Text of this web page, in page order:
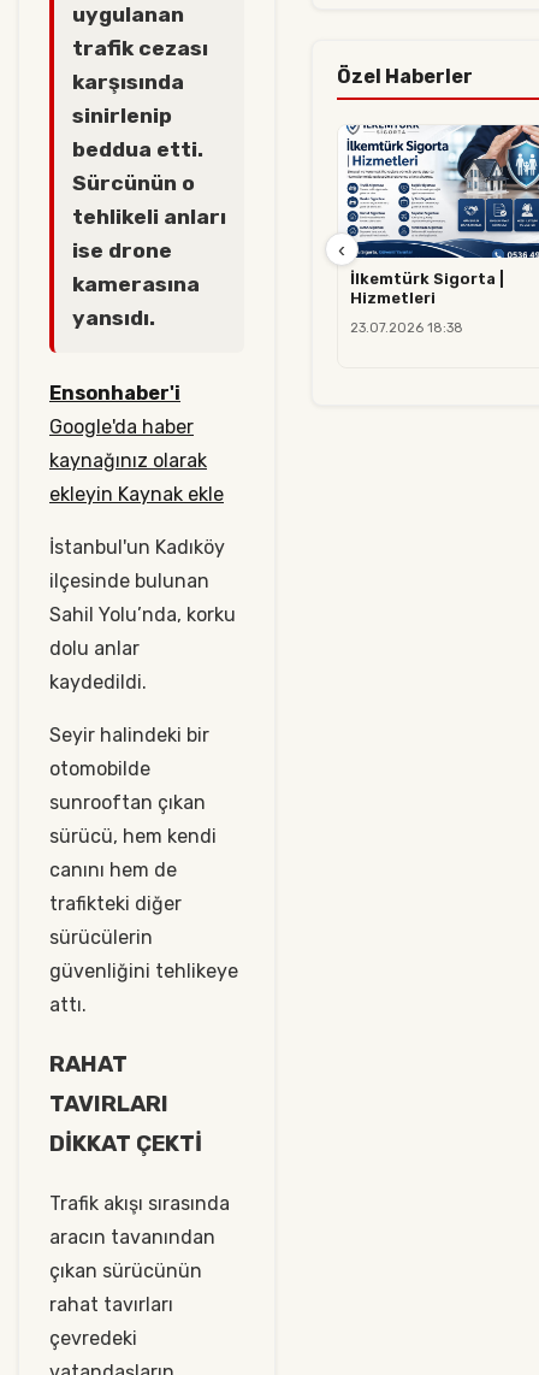
uygulanan
trafik cezası
karşısında
sinirlenip
beddua etti.
Sürcünün o
tehlikeli anları
ise drone
kamerasına
yansıdı.
Ensonhaber'i
Google'da haber
kaynağınız olarak
ekleyin Kaynak ekle
İstanbul'un Kadıköy
ilçesinde bulunan
Sahil Yolu’nda, korku
dolu anlar
kaydedildi.
Seyir halindeki bir
otomobilde
sunrooftan çıkan
sürücü, hem kendi
canını hem de
trafikteki diğer
sürücülerin
güvenliğini tehlikeye
attı.
RAHAT
TAVIRLARI
DİKKAT ÇEKTİ
Trafik akışı sırasında
aracın tavanından
çıkan sürücünün
rahat tavırları
çevredeki
Özel Haberler
İlkemtürk Sigorta |
Hizmetleri
23.07.2026 18:38
‹